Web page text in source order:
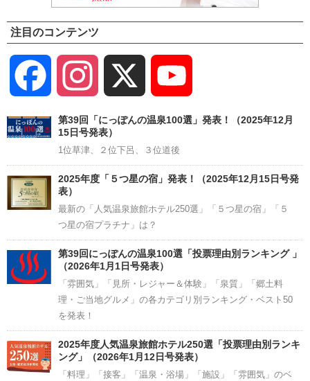
注目のコンテンツ
Facebook Instagram
Channel
第39回「にっぽんの温泉100選」発表！（2025年12月
15日号発表）
1位草津、２位下呂、３位道後
2025年度「５つ星の宿」発表！（2025年12月15日号発
表）
最新の「人気温泉旅館ホテル250選」「５つ星の宿」「５
つ星の宿プラチナ」は？
第39回にっぽんの温泉100選「投票理由別ランキング 」
（2026年1月1日号発表）
「雰囲気」「見所・レジャー＆体験」「泉質」「郷土料
理・ご当地グルメ」の各カテゴリ別ランキング・ベスト50
を発表！
2025年度人気温泉旅館ホテル250選「投票理由別ランキ
ング」（2026年1月12日号発表）
「料理」「接客」「温泉・浴場」「施設」「雰囲気」のベ